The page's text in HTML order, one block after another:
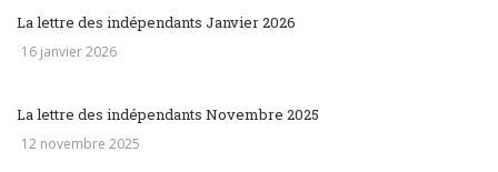
La lettre des indépendants Janvier 2026
16 janvier 2026
La lettre des indépendants Novembre 2025
12 novembre 2025